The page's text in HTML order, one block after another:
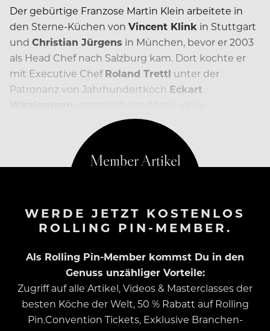
Der gebürtige Franzose Martin Klein arbeitete in
den Sterne-Küchen von Vincent Klink in Stuttgart
und Christian Jürgens in München, bevor er 2003
als Head Chef nach Salzburg kam. Dort kochte er
mit Executive ChefRoland Trettl unter der
Patronanz von Jahrhundertkoch Eckart
international renommierten
WERDE JETZT KOSTENLOS
ROLLING PIN-MEMBER.
Als Rolling Pin-Member kommst Du in den
Genuss unzähliger Vorteile:
Zugriff auf alle Artikel, Videos & Masterclasses der
besten Köche der Welt, 50 % Rabatt auf Rolling
Pin.Convention Tickets, Exklusive Branchen-